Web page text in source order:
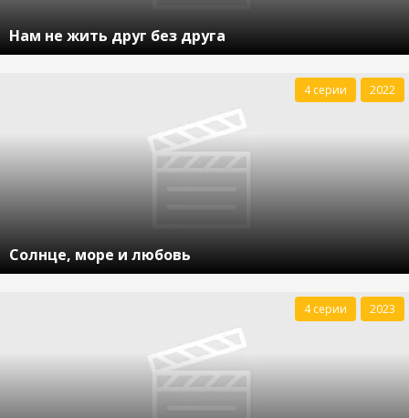
Нам не жить друг без друга
Солнце, море и любовь
4 серии 2022
4 серии 2023